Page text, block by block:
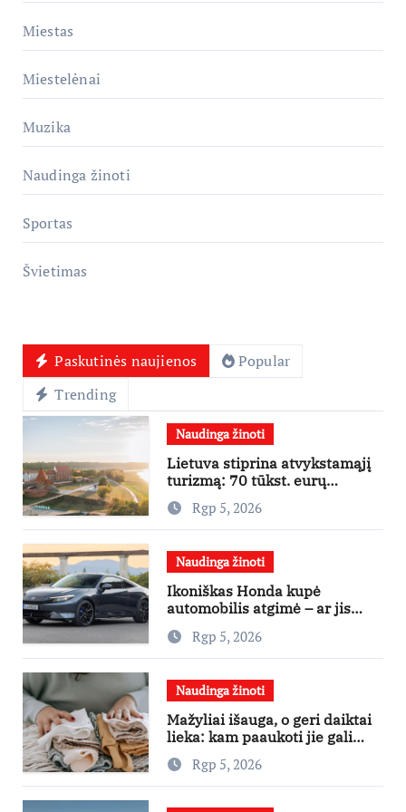
Miestas
Miestelėnai
Muzika
Naudinga žinoti
Sportas
Švietimas
Paskutinės naujienos
Popular
Trending
Naudinga žinoti
Lietuva stiprina atvykstamąjį
turizmą: 70 tūkst. eurų
investicijų užsienio turistams
pritraukti
Rgp 5, 2026
Naudinga žinoti
Ikoniškas Honda kupė
automobilis atgimė – ar jis
pateisins pirkėjų lūkesčius?
Rgp 5, 2026
Naudinga žinoti
Mažyliai išauga, o geri daiktai
lieka: kam paaukoti jie gali
būti aukso vertės?
Rgp 5, 2026